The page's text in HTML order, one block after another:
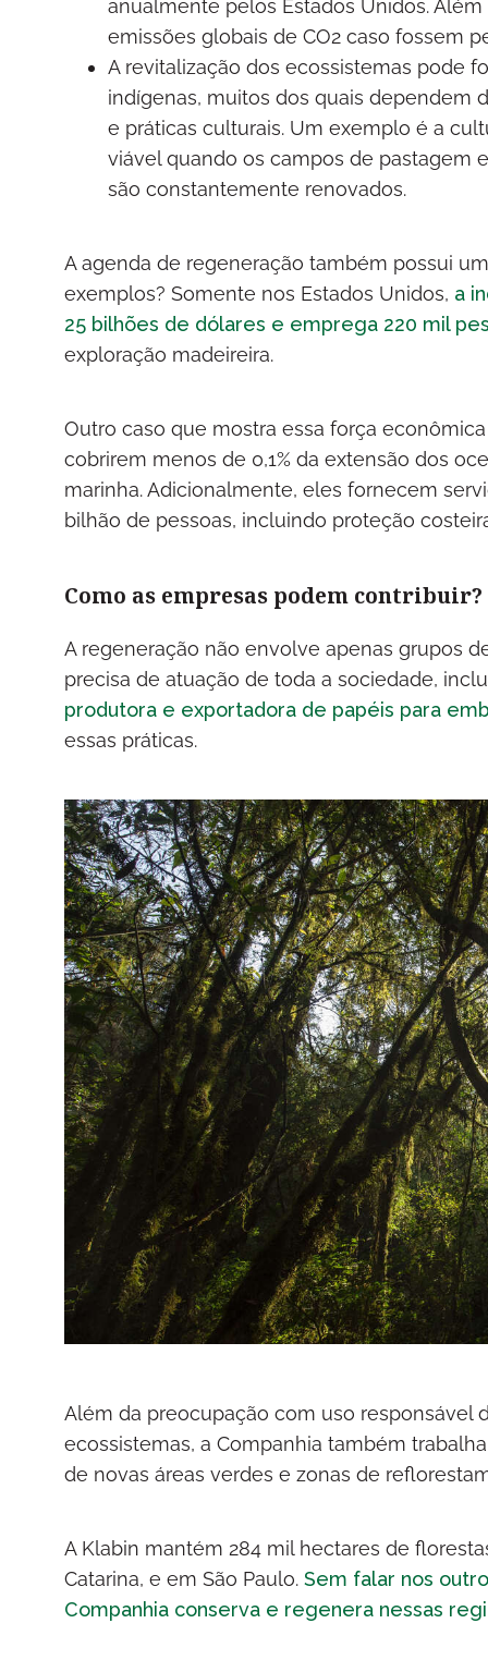
anualmente pelos Estados Unidos.
emissões globais de CO2 caso fossem
A revitalização dos ecossistemas pode
indígenas, muitos dos quais dependem
e práticas culturais. Um exemplo é a
viável quando os campos de pastagem
são constantemente renovados.
A agenda de regeneração também possui
exemplos? Somente nos Estados Unidos, a
25 bilhões de dólares e emprega 220 mil
exploração madeireira.
Outro caso que mostra essa força
cobrirem menos de 0,1% da extensão dos
marinha. Adicionalmente, eles fornecem
bilhão de pessoas, incluindo proteção
Como as empresas podem contribuir?
A regeneração não envolve apenas grupos
precisa de atuação de toda a sociedade,
produtora e exportadora de papéis para
essas práticas.
Além da preocupação com uso responsável
ecossistemas, a Companhia também
de novas áreas verdes e zonas de
A Klabin mantém 284 mil hectares de
Catarina, e em São Paulo. Sem falar nos
Companhia conserva e regenera nessas